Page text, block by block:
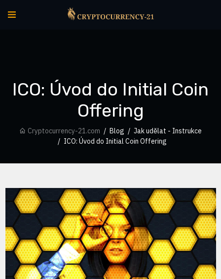
ICO: Úvod do Initial Coin
Offering
Cryptocurrency-21.com Blog
Jak udělat - Instrukce
ICO: Úvod do Initial Coin Offering